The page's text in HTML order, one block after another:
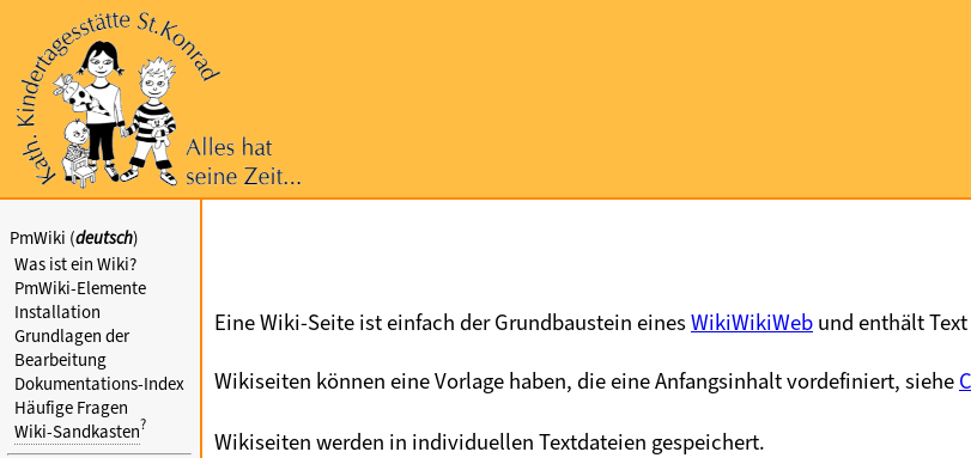
PmWiki (deutsch)
Was ist ein Wiki?
PmWiki-Elemente
Installation
Grundlagen der
Bearbeitung
Dokumentations-Index
Häufige Fragen
Wiki-Sandkasten?
Eine Wiki-Seite ist einfach der Grundbaustein einesWikiWikiWeb und enthält
Wikiseiten können eine Vorlage haben, die eine Anfangsinhalt vordefiniert, siehe
Wikiseiten werden in individuellen Textdateien gespeichert.